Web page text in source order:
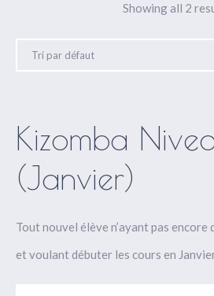
Showing all 2
Kizomba
(Janvier)
Tout nouvel élève n’ayant pas encore
et voulant débuter les cours en